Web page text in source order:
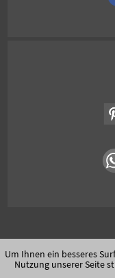
Um Ihnen ein besseres
Nutzung unserer Seite